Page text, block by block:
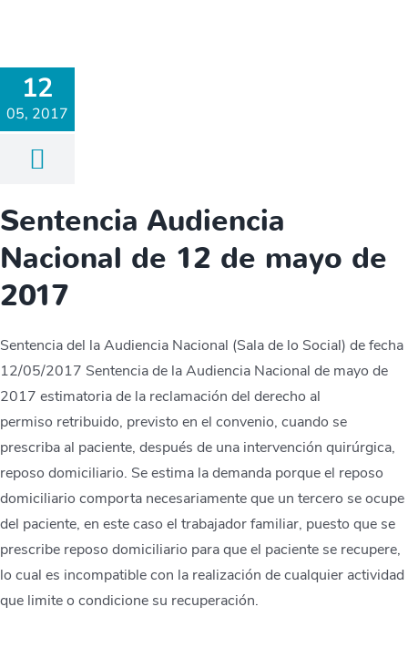
12
05, 2017
Sentencia Audiencia
Nacional de 12 de mayo de
2017
Sentencia del la Audiencia Nacional (Sala de lo Social) de fecha
12/05/2017 Sentencia de la Audiencia Nacional de mayo de
2017 estimatoria de la reclamación del derecho al
permiso retribuido, previsto en el convenio, cuando se
prescriba al paciente, después de una intervención quirúrgica,
reposo domiciliario. Se estima la demanda porque el reposo
domiciliario comporta necesariamente que un tercero se ocupe
del paciente, en este caso el trabajador familiar, puesto que se
prescribe reposo domiciliario para que el paciente se recupere,
lo cual es incompatible con la realización de cualquier actividad
que limite o condicione su recuperación.